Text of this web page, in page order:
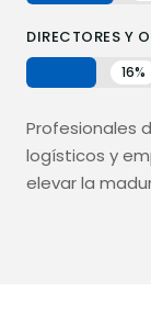
DIRECTORES Y
16%
Profesionales
logísticos y
elevar la